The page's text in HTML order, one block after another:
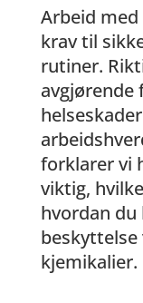
Arbeid
krav til
rutiner.
avgjørende
forklarer vi
viktig,
hvordan du
beskyttelse
kjemikalier.